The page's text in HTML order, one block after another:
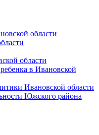
области
области
в Ивановской
Ивановской области
Южского района